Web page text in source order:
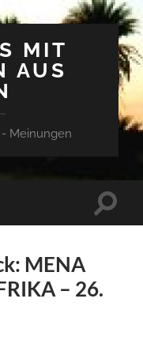
MIT
AUS
Meinungen
MENA
– 26.